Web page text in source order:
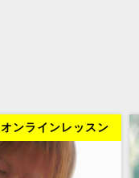
オンラインレッスン